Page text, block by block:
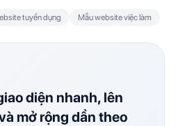
tuyển dụng Mẫu website việc làm
diện nhanh, lên
mở rộng dần theo